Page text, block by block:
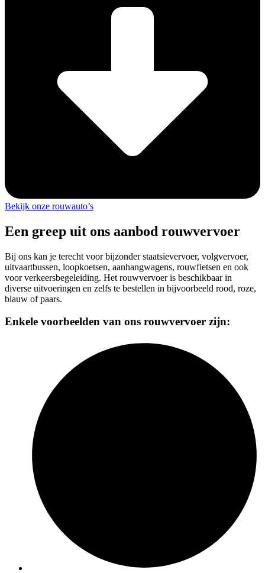
Bekijk onze rouwauto’s
Een greep uit ons aanbod rouwvervoer
Bij ons kan je terecht voor bijzonder staatsievervoer, volgvervoer,
uitvaartbussen, loopkoetsen, aanhangwagens, rouwfietsen en ook
voor verkeersbegeleiding. Het rouwvervoer is beschikbaar in
diverse uitvoeringen en zelfs te bestellen in bijvoorbeeld rood, roze,
blauw of paars.
Enkele voorbeelden van ons rouwvervoer zijn: